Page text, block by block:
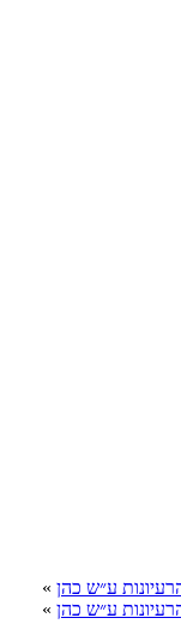
ע״ש כהן »
ע״ש כהן »